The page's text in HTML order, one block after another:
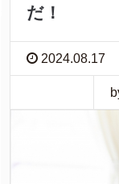
だ！
2024.08.17